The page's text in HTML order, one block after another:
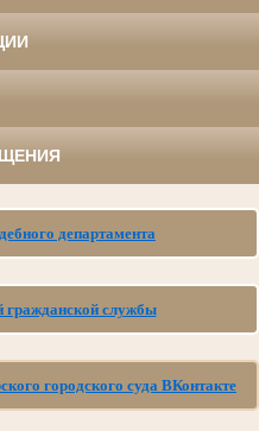
департамента
гражданской службы
городского суда ВКонтакте